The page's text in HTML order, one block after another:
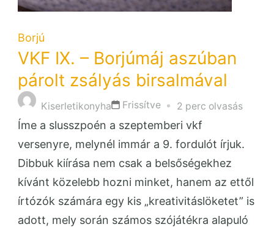
Borjú
VKF IX. – Borjúmáj aszúban
párolt zsályás birsalmával
Kiserletikonyha Frissítve 2 perc olvasás
Íme a slusszpoén a szeptemberi vkf
versenyre, melynél immár a 9. fordulót írjuk.
Dibbuk kiírása nem csak a belsőségekhez
kívánt közelebb hozni minket, hanem az ettől
írtózók számára egy kis „kreativitáslöketet” is
adott, mely során számos szójátékra alapuló